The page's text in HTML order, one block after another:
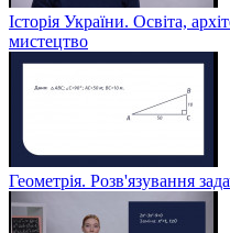
Історія України. Освіта,
мистецтво
Геометрія. Розв'язування